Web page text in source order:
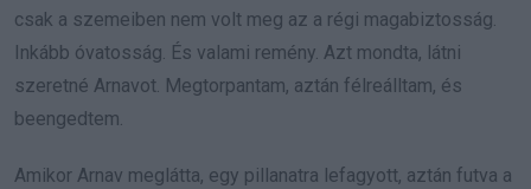
csak a szemeiben nem volt meg az a régi magabiztosság.
Inkább óvatosság. És valami remény. Azt mondta, látni
szeretné Arnavot. Megtorpantam, aztán félreálltam, és
beengedtem.
Amikor Arnav meglátta, egy pillanatra lefagyott, aztán futva a